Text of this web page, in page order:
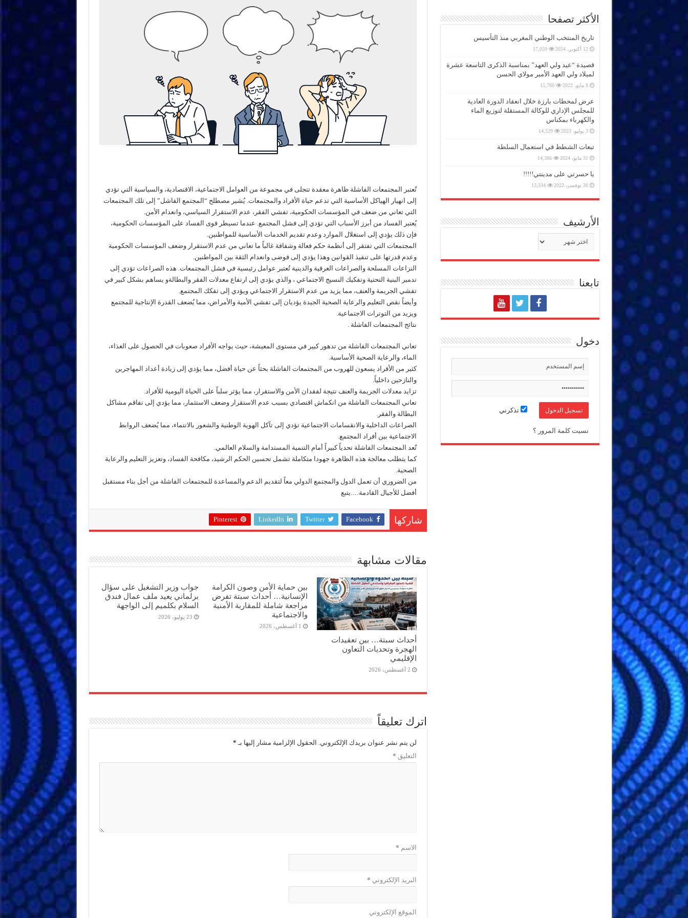
تُعتبر المجتمعات الفاشلة ظاهرة معقدة تتجلى في مجموعة من العوامل الاجتماعية، الاقتصادية، والسياسية التي تؤدي
إلى انهيار الهياكل الأساسية التي تدعم حياة الأفراد والمجتمعات. يُشير مصطلح “المجتمع الفاشل” إلى تلك المجتمعات
التي تعاني من ضعف في المؤسسات الحكومية، تفشي الفقر، عدم الاستقرار السياسي، وانعدام الأمن.
يُعتبر الفساد من أبرز الأسباب التي تؤدي إلى فشل المجتمع. عندما تسيطر قوى الفساد على المؤسسات الحكومية،
فإن ذلك يؤدي إلى استغلال الموارد وعدم تقديم الخدمات الأساسية للمواطنين.
المجتمعات التي تفتقر إلى أنظمة حكم فعالة وشفافة غالباً ما تعاني من عدم الاستقرار وضعف المؤسسات الحكومية
وعدم قدرتها على تنفيذ القوانين وهذا يؤدي إلى فوضى وانعدام الثقة بين المواطنين.
النزاعات المسلحة والصراعات العرقية والدينية تُعتبر عوامل رئيسية في فشل المجتمعات. هذه الصراعات تؤدي إلى
تدمير البنية التحتية وتفكيك النسيج الاجتماعي ، والذي يؤدي إلى ارتفاع معدلات الفقر والبطالةو يساهم بشكل كبير في
تفشي الجريمة والعنف، مما يزيد من عدم الاستقرار الاجتماعي ويؤدي إلى تفكك المجتمع.
وأيضاً نقص التعليم والرعاية الصحية الجيدة يؤديان إلى تفشي الأمية والأمراض، مما يُضعف القدرة الإنتاجية للمجتمع
ويزيد من التوترات الاجتماعية.
نتائج المجتمعات الفاشلة .
تعاني المجتمعات الفاشلة من تدهور كبير في مستوى المعيشة، حيث يواجه الأفراد صعوبات في الحصول على الغذاء،
الماء، والرعاية الصحية الأساسية.
كثير من الأفراد يسعون للهروب من المجتمعات الفاشلة بحثاً عن حياة أفضل، مما يؤدي إلى زيادة أعداد المهاجرين
والنازحين داخلياً.
تزايد معدلات الجريمة والعنف نتيجة لفقدان الأمن والاستقرار، مما يؤثر سلباً على الحياة اليومية للأفراد.
تعاني المجتمعات الفاشلة من انكماش اقتصادي بسبب عدم الاستقرار وضعف الاستثمار، مما يؤدي إلى تفاقم مشاكل
البطالة والفقر.
الصراعات الداخلية والانقسامات الاجتماعية تؤدي إلى تآكل الهوية الوطنية والشعور بالانتماء، مما يُضعف الروابط
الاجتماعية بين أفراد المجتمع.
تُعد المجتمعات الفاشلة تحدياً كبيراً أمام التنمية المستدامة والسلام العالمي.
كما يتطلب معالجة هذه الظاهرة جهودا متكاملة تشمل تحسين الحكم الرشيد، مكافحة الفساد، وتعزيز التعليم والرعاية
الصحية.
من الضروري أن تعمل الدول والمجتمع الدولي معاً لتقديم الدعم والمساعدة للمجتمعات الفاشلة من أجل بناء مستقبل
أفضل للأجيال القادمة….يتبع
شاركها Facebook
Twitter
LinkedIn
Pinterest
مقالات مشابهة
أحداث سبتة… بين تعقيدات
الهجرة وتحديات التعاون
الإقليمي
2 أغسطس، 2026
بين حماية الأمن وصون الكرامة
الإنسانية… أحداث سبتة تفرض
مراجعة شاملة للمقاربة الأمنية
والاجتماعية
1 أغسطس، 2026
جواب وزير التشغيل على سؤال
برلماني يعيد ملف عمال فندق
السلام بكلميم إلى الواجهة
23 يوليو، 2026
اترك تعليقاً
لن يتم نشر عنوان بريدك الإلكتروني. الحقول الإلزامية مشار إليها بـ *
التعليق *
الاسم *
البريد الإلكتروني *
الموقع الإلكتروني
الأكثر تصفحا
تاريخ المنتخب الوطني المغربي منذ التأسيس
12 أكتوبر، 2024 17,059
قصيدة “عيد ولي العهد” بمناسبة الذكرى التاسعة عشرة
لميلاد ولي العهد الأمير مولاي الحسن
8 مايو، 2022 15,760
عرض لمحطات بارزة خلال انعقاد الدورة العادية
للمجلس الإداري للوكالة المستقلة لتوزيع الماء
والكهرباء بمكناس
3 يوليو، 2023 14,529
تبعات الشطط في استعمال السلطة
31 مايو، 2024 14,386
يا حسرتي على مدينتي!!!!!
30 نوفمبر، 2022 13,334
الأرشيف
تابعنا
دخول
تذكرني
نسيت كلمة المرور ؟